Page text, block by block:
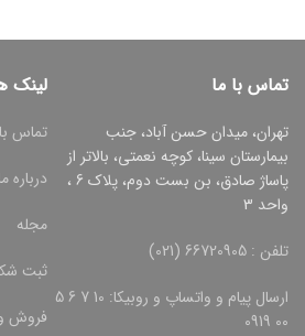
تماس با ما
تهران، میدان حسن آباد، جنب
بیمارستان سینا، کوچه نعمتی، بالاتر از
پاساژ صادق، بن بست دوم، پلاک 6 ،
واحد 3
تلفن : 66720905 (021)
ارسال پیام و واتساپ و روبیکا: 10 7 6 5
00 0919
لینک
تماس
درباره ما
مجله
ثبت
فروش